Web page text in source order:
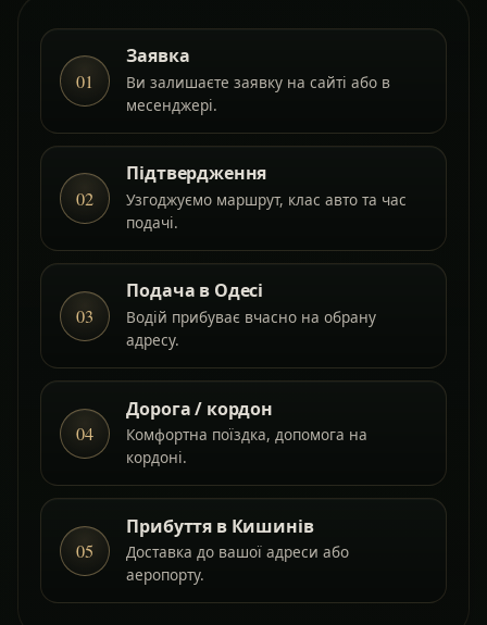
01
Заявка
Ви залишаєте заявку на сайті або в
месенджері.
02
Підтвердження
Узгоджуємо маршрут, клас авто та час
подачі.
03
Подача в Одесі
Водій прибуває вчасно на обрану
адресу.
04
Дорога / кордон
Комфортна поїздка, допомога на
кордоні.
05
Прибуття в Кишинів
Доставка до вашої адреси або
аеропорту.